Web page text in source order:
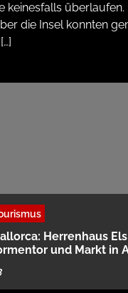
keinesfalls
die Insel konnten
Herrenhaus
und Markt in